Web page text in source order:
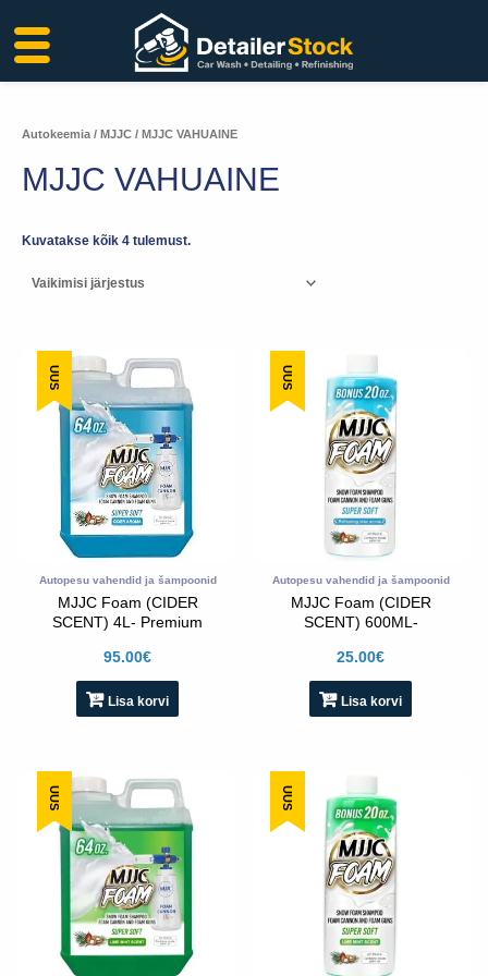
sisu
juurde
Autokeemia / MJJC / MJJC VAHUAINE
MJJC VAHUAINE
Kuvatakse kõik 4 tulemust.
UUS
Autopesu vahendid ja šampoonid
MJJC Foam (CIDER
SCENT) 4L- Premium
Foam Shampoo
95.00€
Lisa korvi
UUS
Autopesu vahendid ja šampoonid
MJJC Foam (CIDER
SCENT) 600ML-
Snow Foam Shampoo
25.00€
Lisa korvi
UUS UUS